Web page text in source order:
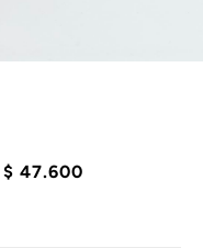
$ 47.600